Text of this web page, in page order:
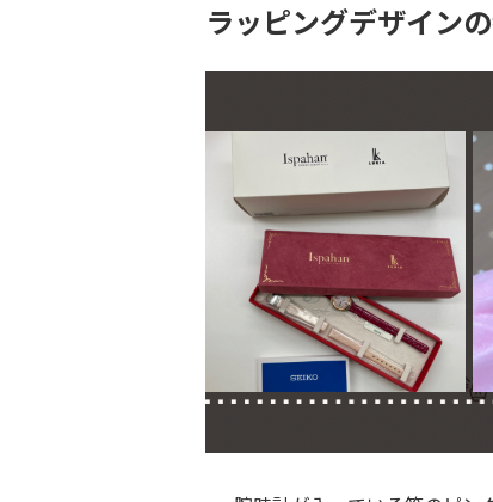
ラッピングデザイン